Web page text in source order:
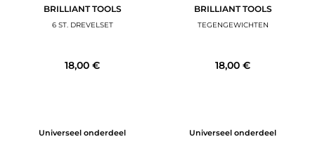
BRILLIANT TOOLS
6 ST. DREVELSET
18,00 €
Universeel onderdeel
BRILLIANT TOOLS
TEGENGEWICHTEN
18,00 €
Universeel onderdeel